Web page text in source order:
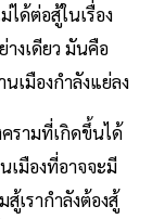
ได้ต่อสู้ในเรื่อง
งเดียว มันคือ
เมืองกำลังแย่ลง
รามที่เกิดขึ้นได้
เมืองที่อาจจะมี
สู้เรากำลังต้องสู้